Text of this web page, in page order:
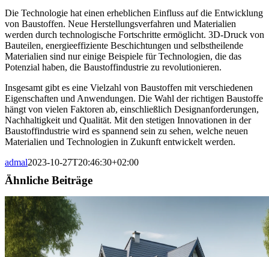
Die Technologie hat einen erheblichen Einfluss auf die Entwicklung
von Baustoffen. Neue Herstellungsverfahren und Materialien
werden durch technologische Fortschritte ermöglicht. 3D-Druck von
Bauteilen, energieeffiziente Beschichtungen und selbstheilende
Materialien sind nur einige Beispiele für Technologien, die das
Potenzial haben, die Baustoffindustrie zu revolutionieren.
Insgesamt gibt es eine Vielzahl von Baustoffen mit verschiedenen
Eigenschaften und Anwendungen. Die Wahl der richtigen Baustoffe
hängt von vielen Faktoren ab, einschließlich Designanforderungen,
Nachhaltigkeit und Qualität. Mit den stetigen Innovationen in der
Baustoffindustrie wird es spannend sein zu sehen, welche neuen
Materialien und Technologien in Zukunft entwickelt werden.
admal2023-10-27T20:46:30+02:00
Ähnliche Beiträge